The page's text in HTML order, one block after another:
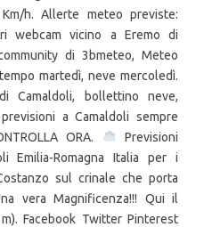
h. Allerte meteo previste:
webcam vicino a Eremo di
di 3bmeteo, Meteo
martedì, neve mercoledì.
Camaldoli, bollettino neve,
a Camaldoli sempre
ORA.
Previsioni
Emilia-Romagna Italia per i
sul crinale che porta
vera Magnificenza!!! Qui il
Facebook Twitter Pinterest